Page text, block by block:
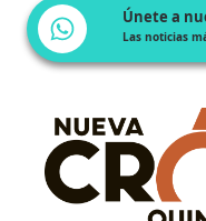
Únete a
Las noticias